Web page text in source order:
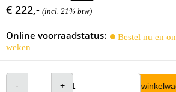
€ 222,- (incl. 21% btw)
Online voorraadstatus:
Bestel nu en
weken
In